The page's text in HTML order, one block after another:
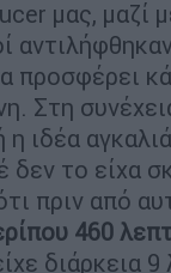
μας, μαζί
προσφέρει
Στη
η ιδέα
δεν το είχα
πριν από
460
διάρκεια